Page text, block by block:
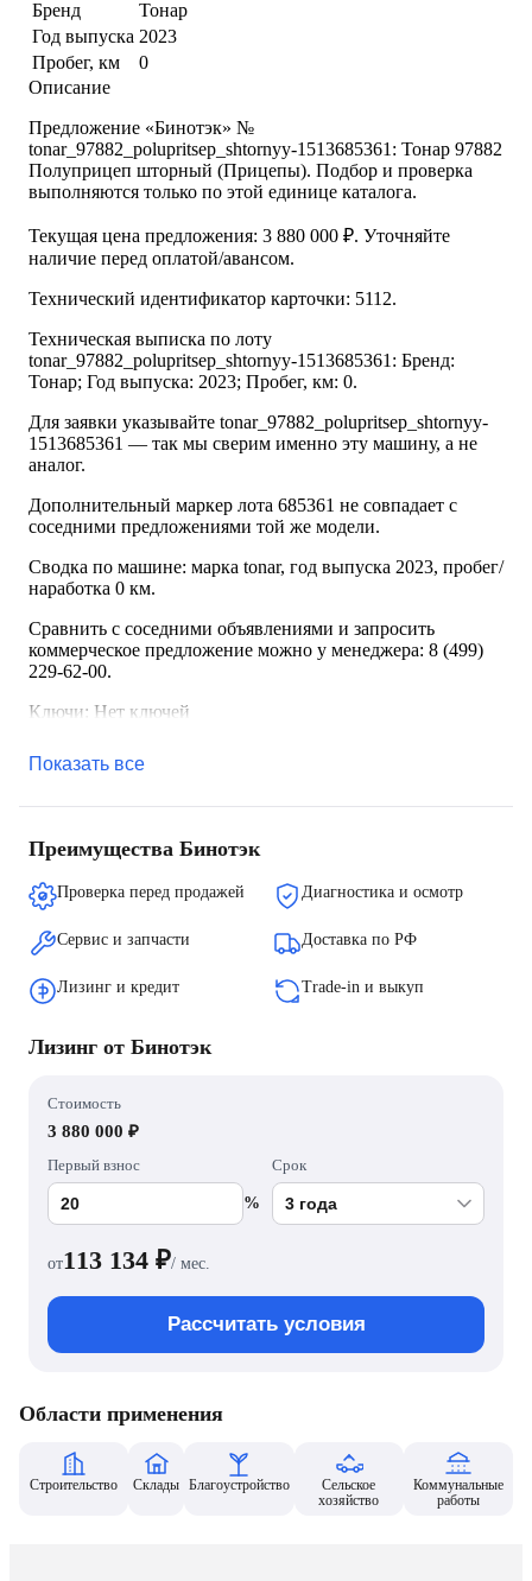
Бренд
Тонар
Год выпуска 2023
Пробег, км
0
Описание
Предложение «Бинотэк» №
tonar_97882_polupritsep_shtornyy-1513685361: Тонар 97882
Полуприцеп шторный (Прицепы). Подбор и проверка
выполняются только по этой единице каталога.
Текущая цена предложения: 3 880 000 ₽. Уточняйте
наличие перед оплатой/авансом.
Технический идентификатор карточки: 5112.
Техническая выписка по лоту
tonar_97882_polupritsep_shtornyy-1513685361: Бренд:
Тонар; Год выпуска: 2023; Пробег, км: 0.
Для заявки указывайте tonar_97882_polupritsep_shtornyy-
1513685361 — так мы сверим именно эту машину, а не
аналог.
Дополнительный маркер лота 685361 не совпадает с
соседними предложениями той же модели.
Сводка по машине: марка tonar, год выпуска 2023, пробег/
наработка 0 км.
Сравнить с соседними объявлениями и запросить
коммерческое предложение можно у менеджера: 8 (499)
229-62-00.
Ключи: Нет ключей
Показать все
Преимущества Бинотэк
Проверка перед продажей Диагностика и осмотр
Сервис и запчасти Доставка по РФ
Лизинг и кредит Trade-in и выкуп
Лизинг от Бинотэк
Стоимость
3 880 000 ₽
Первый взнос
%
Срок
от113 134 ₽/ мес.
Рассчитать условия
Области применения
Строительство Склады Благоустройство
Сельское
хозяйство
Коммунальные
работы